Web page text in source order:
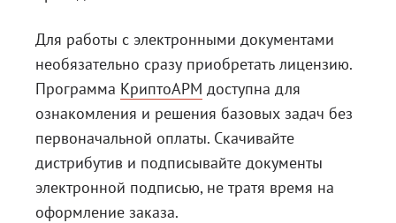
Для работы с электронными документами
необязательно сразу приобретать лицензию.
Программа КриптоАРМ доступна для
ознакомления и решения базовых задач без
первоначальной оплаты. Скачивайте
дистрибутив и подписывайте документы
электронной подписью, не тратя время на
оформление заказа.